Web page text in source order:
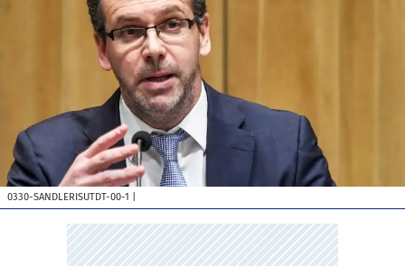
0330-SANDLERISUTDT-00-1